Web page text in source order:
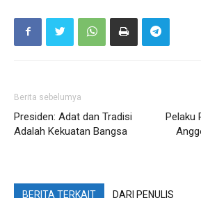
Berita sebelumya
Presiden: Adat dan Tradisi
Adalah Kekuatan Bangsa
Pelaku
BERITA TERKAIT DARI PENULIS